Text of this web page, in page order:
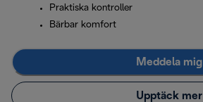
Praktiska kontroller
Bärbar komfort
Meddela mig
Upptäck mer